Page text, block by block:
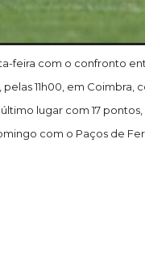
feira com o confronto
11h00, em Coimbra,
lugar com 17
com o Paços de